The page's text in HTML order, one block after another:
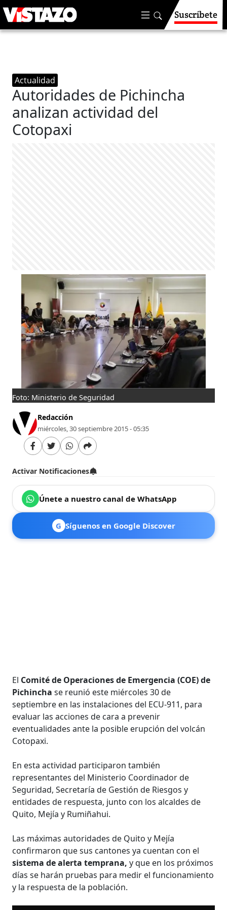
Suscríbete
Actualidad
Autoridades de Pichincha
analizan actividad del
Cotopaxi
Foto: Ministerio de Seguridad
Redacción
miércoles, 30 septiembre 2015 - 05:35
Activar Notificaciones
Únete a nuestro canal de WhatsApp
G Síguenos en Google Discover
El Comité de Operaciones de Emergencia (COE) de
Pichincha se reunió este miércoles 30 de
septiembre en las instalaciones del ECU-911, para
evaluar las acciones de cara a prevenir
eventualidades ante la posible erupción del volcán
Cotopaxi.
En esta actividad participaron también
representantes del Ministerio Coordinador de
Seguridad, Secretaría de Gestión de Riesgos y
entidades de respuesta, junto con los alcaldes de
Quito, Mejía y Rumiñahui.
Las máximas autoridades de Quito y Mejía
confirmaron que sus cantones ya cuentan con el
sistema de alerta temprana, y que en los próximos
días se harán pruebas para medir el funcionamiento
y la respuesta de la población.